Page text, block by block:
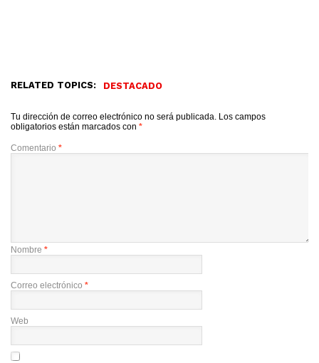
RELATED TOPICS: DESTACADO
Tu dirección de correo electrónico no será publicada. Los campos
obligatorios están marcados con *
Comentario *
Nombre *
Correo electrónico *
Web